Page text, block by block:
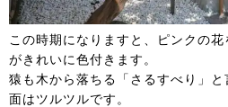
この時期になりますと、ピンクの花
がきれいに色付きます。
猿も木から落ちる「さるすべり」
面はツルツルです。